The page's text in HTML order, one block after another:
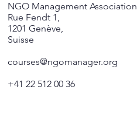
NGO Management Association
Rue Fendt 1,
1201 Genève,
Suisse
courses@ngomanager.org
+41 22 512 00 36